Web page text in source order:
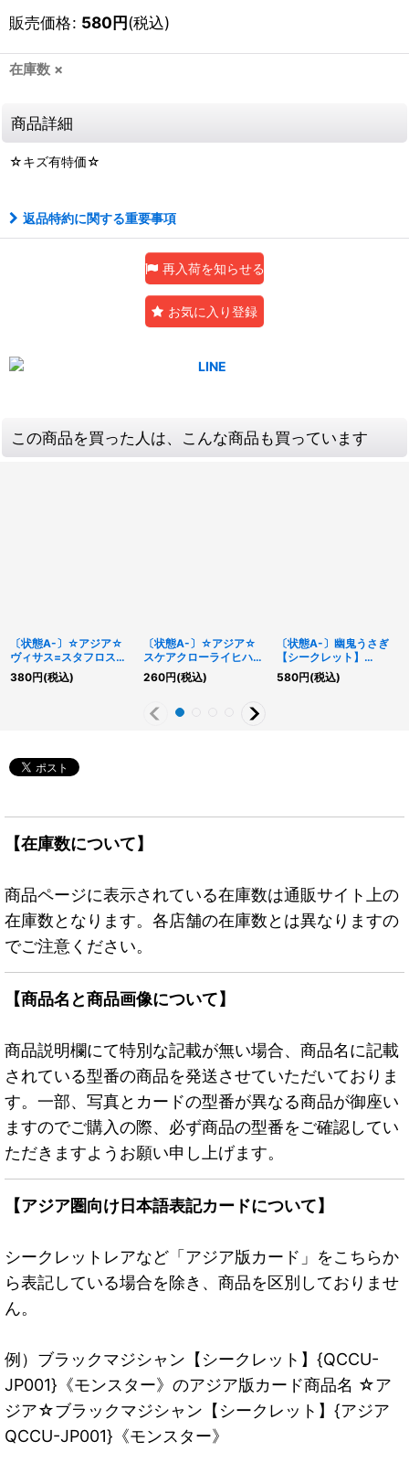
販売価格: 580円(税込)
在庫数 ×
商品詳細
☆キズ有特価☆
返品特約に関する重要事項
再入荷を知らせる
お気に入り登録
この商品を買った人は、こんな商品も買っています
〔状態A-〕☆アジア☆
ヴィサス=スタフロスト
【シークレット】{アジ
アDIFO-JP008}《モン
380円(税込)
〔状態A-〕☆アジア☆
スケアクローライヒハー
ト【シークレット】{ア
ジアDIFO-JP012}《モ
260円(税込)
〔状態A-〕幽鬼うさぎ
【シークレット】
{QCDB-JP018}《モン
スター》
580円(税込)
【在庫数について】
商品ページに表示されている在庫数は通販サイト上の
在庫数となります。各店舗の在庫数とは異なりますの
でご注意ください。
【商品名と商品画像について】
商品説明欄にて特別な記載が無い場合、商品名に記載
されている型番の商品を発送させていただいておりま
す。一部、写真とカードの型番が異なる商品が御座い
ますのでご購入の際、必ず商品の型番をご確認してい
ただきますようお願い申し上げます。
【アジア圏向け日本語表記カードについて】
シークレットレアなど「アジア版カード」をこちらか
ら表記している場合を除き、商品を区別しておりませ
ん。
例）ブラックマジシャン【シークレット】{QCCU-
JP001}《モンスター》のアジア版カード商品名 ☆ア
ジア☆ブラックマジシャン【シークレット】{アジア
QCCU-JP001}《モンスター》